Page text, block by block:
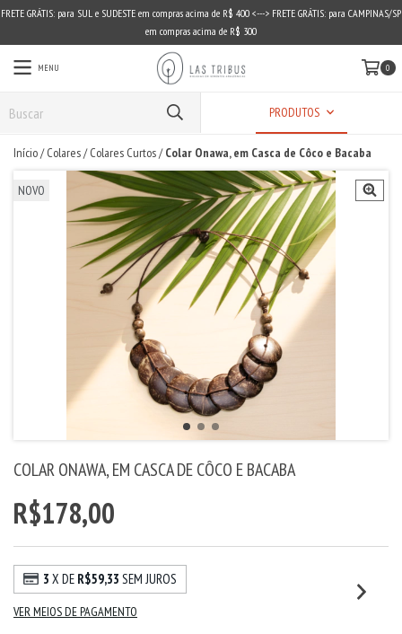
FRETE GRÁTIS: para SUL e SUDESTE em compras acima de R$ 400 <---> FRETE GRÁTIS: para CAMPINAS/SP
em compras acima de R$ 300
MENU 0
PRODUTOS
Início/ Colares/ Colares Curtos/ Colar Onawa, em Casca de Côco e Bacaba
NOVO
COLAR ONAWA, EM CASCA DE CÔCO E BACABA
R$178,00
3 X DE R$59,33 SEM JUROS
VER MEIOS DE PAGAMENTO